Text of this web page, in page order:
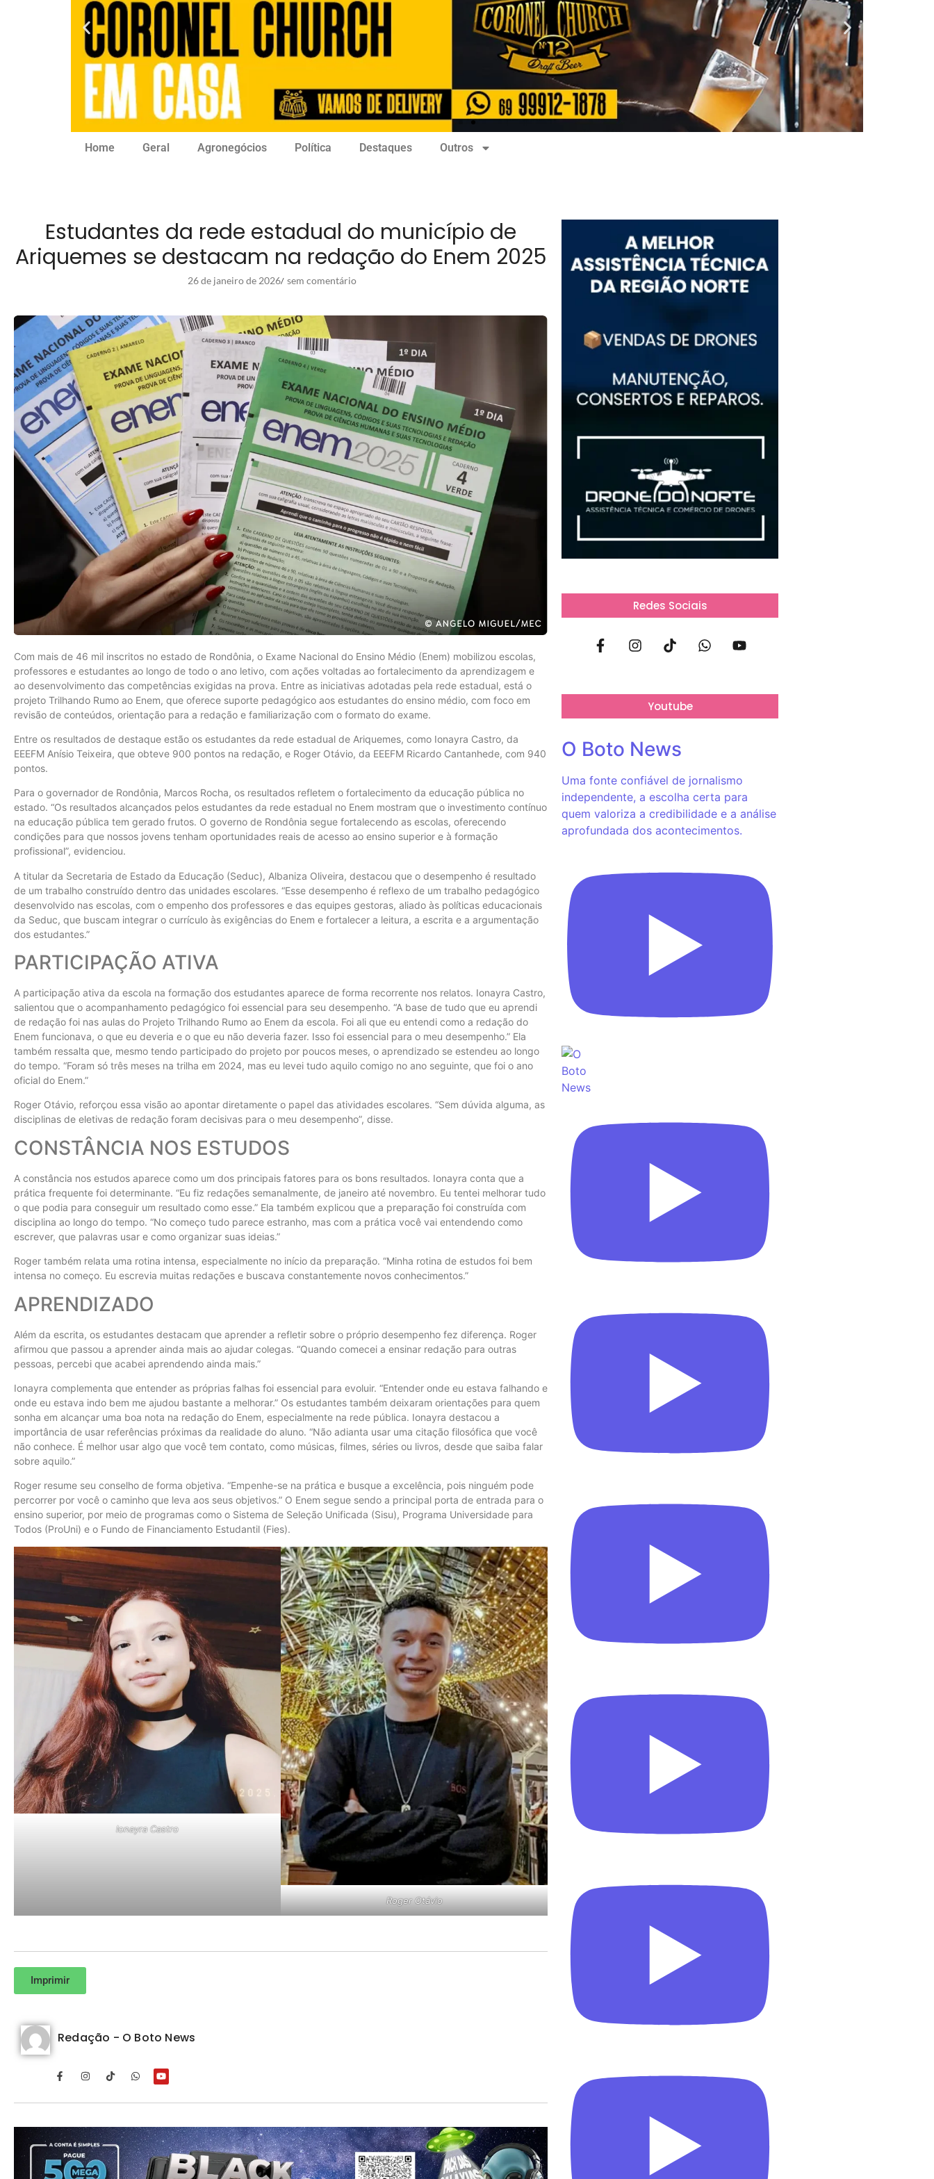
Home Geral Agronegócios Política Destaques Outros
Estudantes da rede estadual do município de
Ariquemes se destacam na redação do Enem 2025
26 de janeiro de 2026/ sem comentário
Com mais de 46 mil inscritos no estado de Rondônia, o Exame Nacional do Ensino Médio (Enem) mobilizou escolas,
professores e estudantes ao longo de todo o ano letivo, com ações voltadas ao fortalecimento da aprendizagem e
ao desenvolvimento das competências exigidas na prova. Entre as iniciativas adotadas pela rede estadual, está o
projeto Trilhando Rumo ao Enem, que oferece suporte pedagógico aos estudantes do ensino médio, com foco em
revisão de conteúdos, orientação para a redação e familiarização com o formato do exame.
Entre os resultados de destaque estão os estudantes da rede estadual de Ariquemes, como Ionayra Castro, da
EEEFM Anísio Teixeira, que obteve 900 pontos na redação, e Roger Otávio, da EEEFM Ricardo Cantanhede, com 940
pontos.
Para o governador de Rondônia, Marcos Rocha, os resultados refletem o fortalecimento da educação pública no
estado. “Os resultados alcançados pelos estudantes da rede estadual no Enem mostram que o investimento contínuo
na educação pública tem gerado frutos. O governo de Rondônia segue fortalecendo as escolas, oferecendo
condições para que nossos jovens tenham oportunidades reais de acesso ao ensino superior e à formação
profissional”, evidenciou.
A titular da Secretaria de Estado da Educação (Seduc), Albaniza Oliveira, destacou que o desempenho é resultado
de um trabalho construído dentro das unidades escolares. “Esse desempenho é reflexo de um trabalho pedagógico
desenvolvido nas escolas, com o empenho dos professores e das equipes gestoras, aliado às políticas educacionais
da Seduc, que buscam integrar o currículo às exigências do Enem e fortalecer a leitura, a escrita e a argumentação
dos estudantes.”
PARTICIPAÇÃO ATIVA
A participação ativa da escola na formação dos estudantes aparece de forma recorrente nos relatos. Ionayra Castro,
salientou que o acompanhamento pedagógico foi essencial para seu desempenho. “A base de tudo que eu aprendi
de redação foi nas aulas do Projeto Trilhando Rumo ao Enem da escola. Foi ali que eu entendi como a redação do
Enem funcionava, o que eu deveria e o que eu não deveria fazer. Isso foi essencial para o meu desempenho.” Ela
também ressalta que, mesmo tendo participado do projeto por poucos meses, o aprendizado se estendeu ao longo
do tempo. “Foram só três meses na trilha em 2024, mas eu levei tudo aquilo comigo no ano seguinte, que foi o ano
oficial do Enem.”
Roger Otávio, reforçou essa visão ao apontar diretamente o papel das atividades escolares. “Sem dúvida alguma, as
disciplinas de eletivas de redação foram decisivas para o meu desempenho”, disse.
CONSTÂNCIA NOS ESTUDOS
A constância nos estudos aparece como um dos principais fatores para os bons resultados. Ionayra conta que a
prática frequente foi determinante. “Eu fiz redações semanalmente, de janeiro até novembro. Eu tentei melhorar tudo
o que podia para conseguir um resultado como esse.” Ela também explicou que a preparação foi construída com
disciplina ao longo do tempo. “No começo tudo parece estranho, mas com a prática você vai entendendo como
escrever, que palavras usar e como organizar suas ideias.”
Roger também relata uma rotina intensa, especialmente no início da preparação. “Minha rotina de estudos foi bem
intensa no começo. Eu escrevia muitas redações e buscava constantemente novos conhecimentos.”
APRENDIZADO
Além da escrita, os estudantes destacam que aprender a refletir sobre o próprio desempenho fez diferença. Roger
afirmou que passou a aprender ainda mais ao ajudar colegas. “Quando comecei a ensinar redação para outras
pessoas, percebi que acabei aprendendo ainda mais.”
Ionayra complementa que entender as próprias falhas foi essencial para evoluir. “Entender onde eu estava falhando e
onde eu estava indo bem me ajudou bastante a melhorar.” Os estudantes também deixaram orientações para quem
sonha em alcançar uma boa nota na redação do Enem, especialmente na rede pública. Ionayra destacou a
importância de usar referências próximas da realidade do aluno. “Não adianta usar uma citação filosófica que você
não conhece. É melhor usar algo que você tem contato, como músicas, filmes, séries ou livros, desde que saiba falar
sobre aquilo.”
Roger resume seu conselho de forma objetiva. “Empenhe-se na prática e busque a excelência, pois ninguém pode
percorrer por você o caminho que leva aos seus objetivos.” O Enem segue sendo a principal porta de entrada para o
ensino superior, por meio de programas como o Sistema de Seleção Unificada (Sisu), Programa Universidade para
Todos (ProUni) e o Fundo de Financiamento Estudantil (Fies).
Ionayra Castro
Roger Otávio
Imprimir
Redação - O Boto News
Redes Sociais
Youtube
O Boto News
Uma fonte confiável de jornalismo
independente, a escolha certa para
quem valoriza a credibilidade e a análise
aprofundada dos acontecimentos.